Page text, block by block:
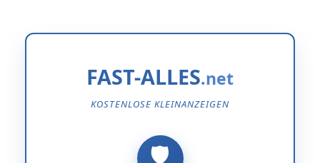
FAST-ALLES
KOSTENLOSE KLEINANZEIGEN